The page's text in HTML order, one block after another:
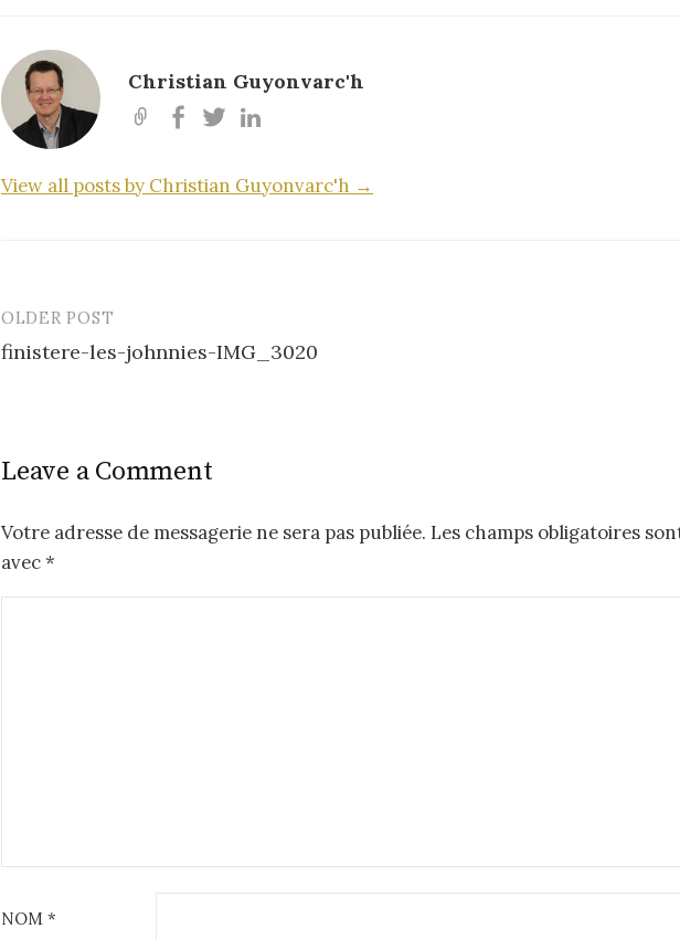
Christian Guyonvarc'h
View all posts by Christian Guyonvarc'h →
Post
navigation
OLDER POST
finistere-les-johnnies-IMG_3020
Leave a Comment
Votre adresse de messagerie ne sera pas publiée. Les champs obligatoires
avec*
NOM *